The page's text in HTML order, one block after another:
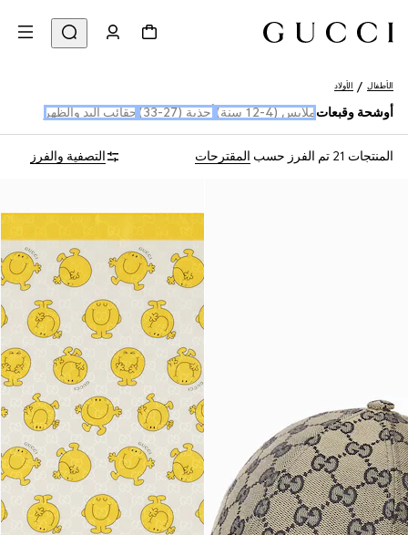
الأطفال الأولاد
أوشحة وقبعات ملابس (4-12 سنة) أحذية (27-33) حقائب اليد والظهر
المنتجات 21 تم الفرز حسب المقترحات التصفية والفرز